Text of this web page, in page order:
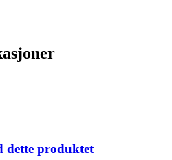
dette produktet